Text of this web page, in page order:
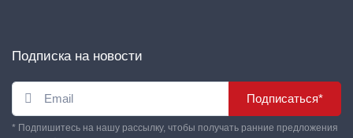
Подписка на новости
Подписаться*
* Подпишитесь на нашу рассылку, чтобы получать ранние предложения